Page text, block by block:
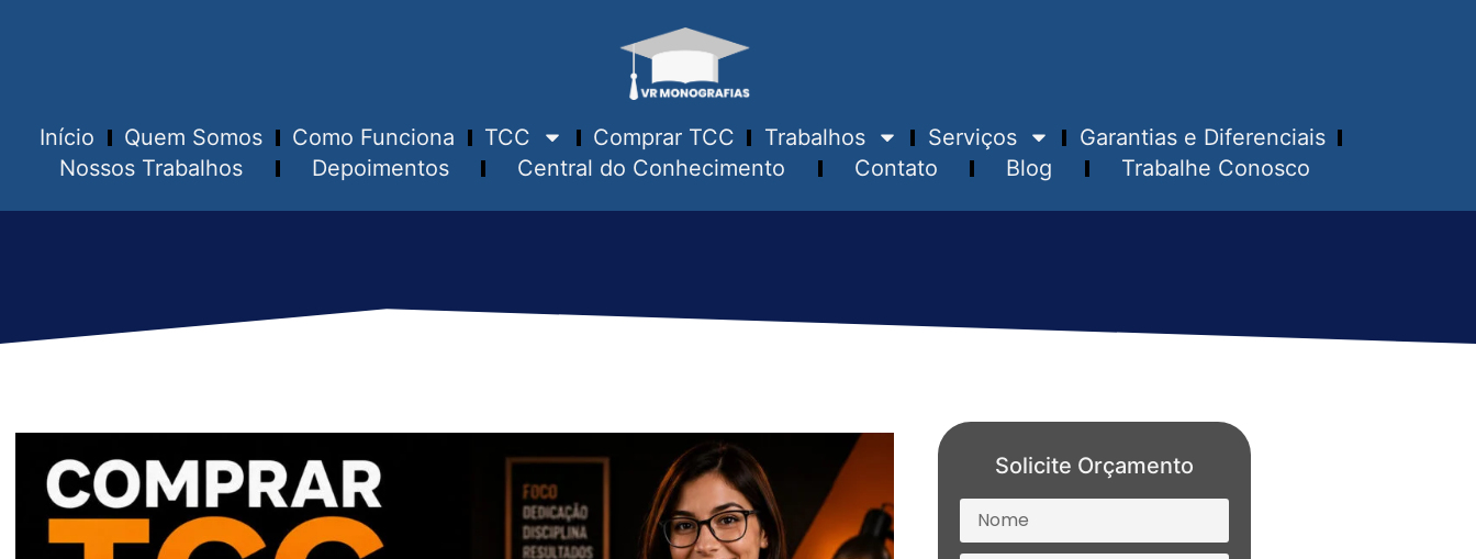
Início Quem Somos Como Funciona TCC Comprar TCC Trabalhos Serviços
Garantias e Diferenciais
Nossos Trabalhos
Depoimentos Central do Conhecimento Contato Blog Trabalhe Conosco
Solicite Orçamento